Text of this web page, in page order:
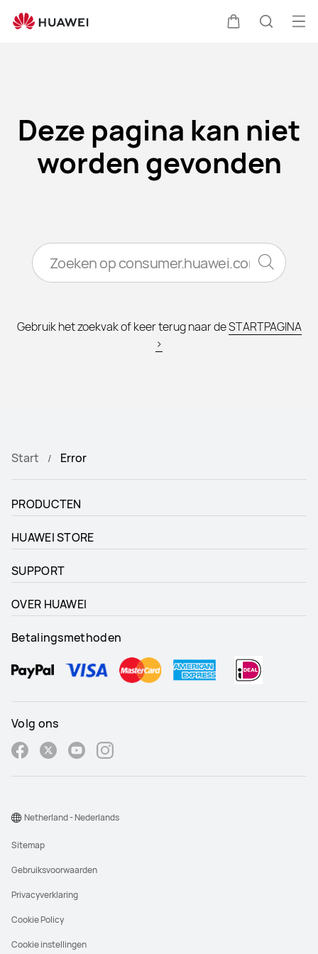
Deze pagina kan niet
worden gevonden
Gebruik het zoekvak of keer terug naar deSTARTPAGINA
>
Start Error
PRODUCTEN
HUAWEI STORE
SUPPORT
OVER HUAWEI
Betalingsmethoden
Volg ons
Sitemap
Gebruiksvoorwaarden
Privacyverklaring
Cookie Policy
Cookie instellingen
Netherland - Nederlands